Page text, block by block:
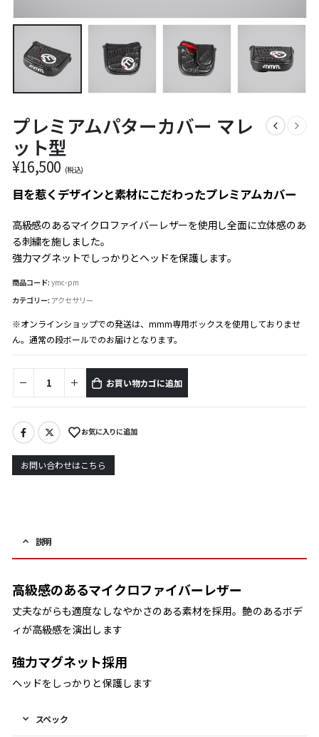
プレミアムパターカバー マレ
ット型
¥16,500 (税込)
目を惹くデザインと素材にこだわったプレミアムカバー
高級感のあるマイクロファイバーレザーを使用し全面に立体感のあ
る刺繍を施しました。
強力マグネットでしっかりとヘッドを保護します。
商品コード: ymc-pm
カテゴリー: アクセサリー
※オンラインショップでの発送は、mmm専用ボックスを使用しておりませ
ん。通常の段ボールでのお届けとなります。
お買い物カゴに追加
お気に入りに追加
お問い合わせはこちら
説明
高級感のあるマイクロファイバーレザー
丈夫ながらも適度なしなやかさのある素材を採用。艶のあるボデ
ィが高級感を演出します
強力マグネット採用
ヘッドをしっかりと保護します
スペック